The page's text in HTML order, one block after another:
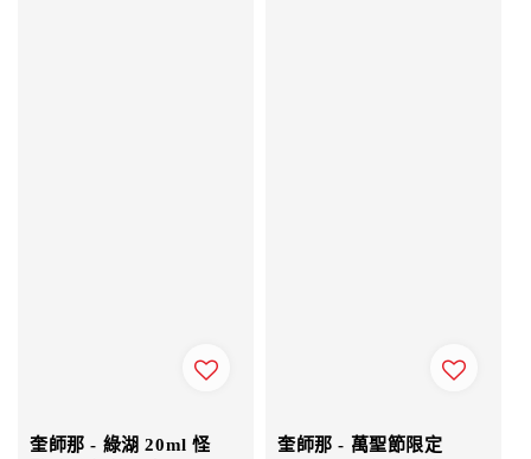
奎師那 - 綠湖 20ml 怪
奎師那 - 萬聖節限定